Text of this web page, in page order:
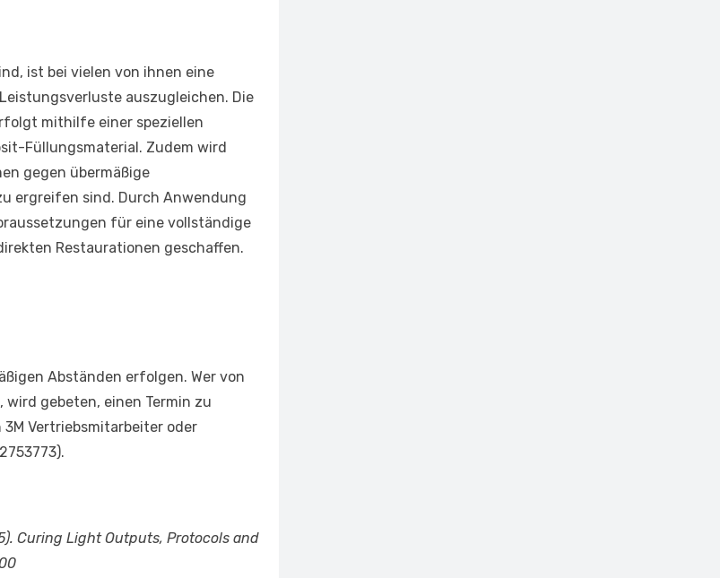
ist bei vielen von ihnen eine
auszugleichen. Die
mithilfe einer speziellen
Füllungsmaterial. Zudem wird
gegen übermäßige
ergreifen sind. Durch Anwendung
für eine vollständige
Restaurationen geschaffen.
Abständen erfolgen. Wer von
wird gebeten, einen Termin zu
Vertriebsmitarbeiter oder
Curing Light Outputs, Protocols and